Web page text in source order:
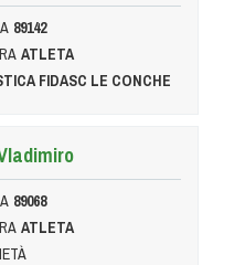
89142
ATLETA
FIDASC LE CONCHE
89068
ATLETA
e gruppi di lavoro regionali
Federali
Manifestazioni
di Giustizia - Dispositivi
e moduli